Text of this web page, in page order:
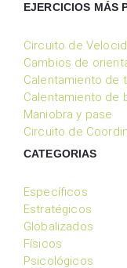
EJERCICIOS MÁS
Circuito de
Cambios de
Calentamiento de
Calentamiento de
Maniobra y pase
Circuito de
CATEGORIAS
Específicos
Estratégicos
Globalizados
Físicos
Psicológicos